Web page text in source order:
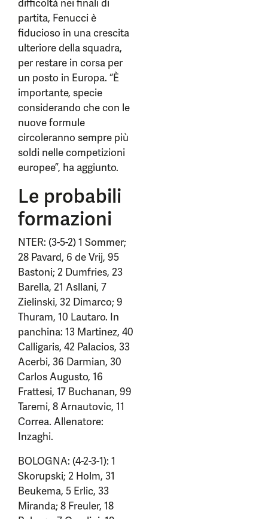
difficoltà nei finali di
partita, Fenucci è
fiducioso in una crescita
ulteriore della squadra,
per restare in corsa per
un posto in Europa. “È
importante, specie
considerando che con le
nuove formule
circoleranno sempre più
soldi nelle competizioni
europee”, ha aggiunto.
Le probabili
formazioni
NTER: (3-5-2) 1 Sommer;
28 Pavard, 6 de Vrij, 95
Bastoni; 2 Dumfries, 23
Barella, 21 Asllani, 7
Zielinski, 32 Dimarco; 9
Thuram, 10 Lautaro. In
panchina: 13 Martinez, 40
Calligaris, 42 Palacios, 33
Acerbi, 36 Darmian, 30
Carlos Augusto, 16
Frattesi, 17 Buchanan, 99
Taremi, 8 Arnautovic, 11
Correa. Allenatore:
Inzaghi.
BOLOGNA: (4-2-3-1): 1
Skorupski; 2 Holm, 31
Beukema, 5 Erlic, 33
Miranda; 8 Freuler, 18